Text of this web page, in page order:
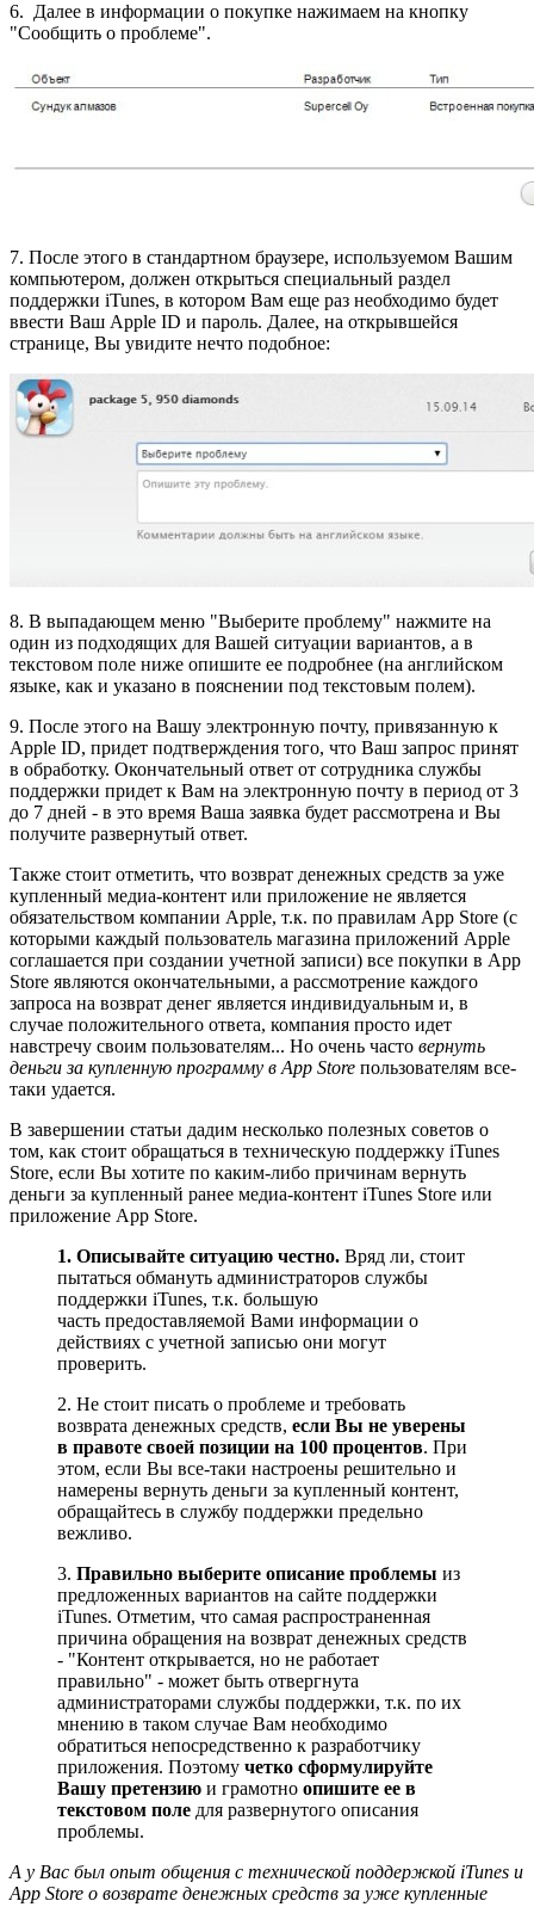
6. Далее в информации о покупке нажимаем на кнопку
"Сообщить о проблеме".
7. После этого в стандартном браузере, используемом Вашим
компьютером, должен открыться специальный раздел
поддержки iTunes, в котором Вам еще раз необходимо будет
ввести Ваш Apple ID и пароль. Далее, на открывшейся
странице, Вы увидите нечто подобное:
8. В выпадающем меню "Выберите проблему" нажмите на
один из подходящих для Вашей ситуации вариантов, а в
текстовом поле ниже опишите ее подробнее (на английском
языке, как и указано в пояснении под текстовым полем).
9. После этого на Вашу электронную почту, привязанную к
Apple ID, придет подтверждения того, что Ваш запрос принят
в обработку. Окончательный ответ от сотрудника службы
поддержки придет к Вам на электронную почту в период от 3
до 7 дней - в это время Ваша заявка будет рассмотрена и Вы
получите развернутый ответ.
Также стоит отметить, что возврат денежных средств за уже
купленный медиа-контент или приложение не является
обязательством компании Apple, т.к. по правилам App Store (с
которыми каждый пользователь магазина приложений Apple
соглашается при создании учетной записи) все покупки в App
Store являются окончательными, а рассмотрение каждого
запроса на возврат денег является индивидуальным и, в
случае положительного ответа, компания просто идет
навстречу своим пользователям... Но очень часто вернуть
деньги за купленную программу в App Store пользователям все-
таки удается.
В завершении статьи дадим несколько полезных советов о
том, как стоит обращаться в техническую поддержку iTunes
Store, если Вы хотите по каким-либо причинам вернуть
деньги за купленный ранее медиа-контент iTunes Store или
приложение App Store.
1. Описывайте ситуацию честно. Вряд ли, стоит
пытаться обмануть администраторов службы
поддержки iTunes, т.к. большую
часть предоставляемой Вами информации о
действиях с учетной записью они могут
проверить.
2. Не стоит писать о проблеме и требовать
возврата денежных средств, если Вы не уверены
в правоте своей позиции на 100 процентов. При
этом, если Вы все-таки настроены решительно и
намерены вернуть деньги за купленный контент,
обращайтесь в службу поддержки предельно
вежливо.
3. Правильно выберите описание проблемы из
предложенных вариантов на сайте поддержки
iTunes. Отметим, что самая распространенная
причина обращения на возврат денежных средств
- "Контент открывается, но не работает
правильно" - может быть отвергнута
администраторами службы поддержки, т.к. по их
мнению в таком случае Вам необходимо
обратиться непосредственно к разработчику
приложения. Поэтому четко сформулируйте
Вашу претензию и грамотно опишите ее в
текстовом поле для развернутого описания
проблемы.
А у Вас был опыт общения с технической поддержкой iTunes и
App Store о возврате денежных средств за уже купленные